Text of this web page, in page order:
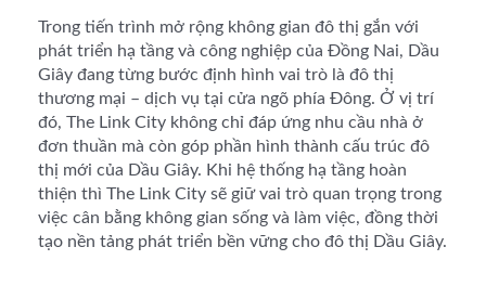
Trong tiến trình mở rộng không gian đô thị gắn với
phát triển hạ tầng và công nghiệp của Đồng Nai, Dầu
Giây đang từng bước định hình vai trò là đô thị
thương mại – dịch vụ tại cửa ngõ phía Đông. Ở vị trí
đó, The Link City không chỉ đáp ứng nhu cầu nhà ở
đơn thuần mà còn góp phần hình thành cấu trúc đô
thị mới của Dầu Giây. Khi hệ thống hạ tầng hoàn
thiện thì The Link City sẽ giữ vai trò quan trọng trong
việc cân bằng không gian sống và làm việc, đồng thời
tạo nền tảng phát triển bền vững cho đô thị Dầu Giây.